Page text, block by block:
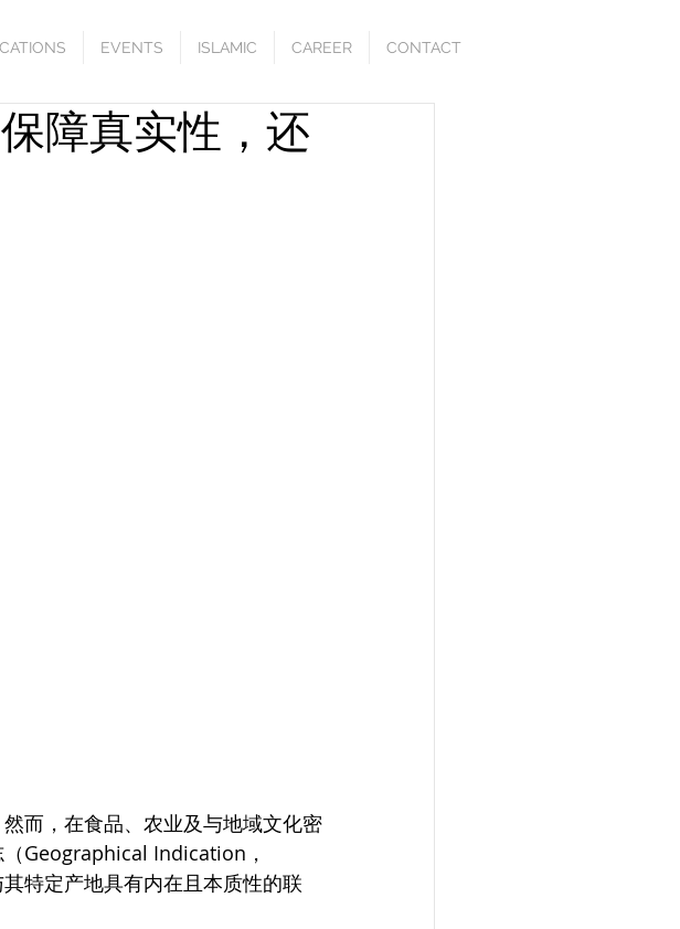
EVENTS ISLAMIC CAREER CONTACT
障真实性，还
而，在食品、农业及与地域文化密
Geographical Indication，
特定产地具有内在且本质性的联